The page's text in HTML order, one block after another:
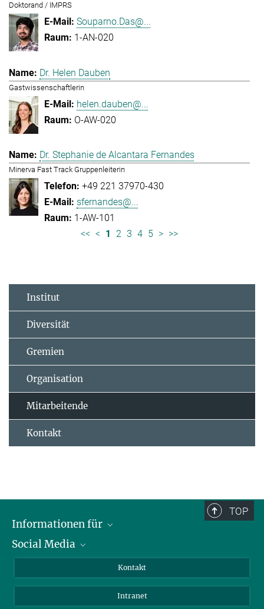
Doktorand / IMPRS
Souparno.Das@...
1-AN-020
Dr. Helen Dauben
Gastwissenschaftlerin
helen.dauben@...
O-AW-020
Dr. Stephanie de Alcantara Fernandes
Minerva Fast Track Gruppenleiterin
+49 221 37970-430
sfernandes@...
1-AW-101
<< < 1 2 3 4 5 > >>
Institut
Diversität
Gremien
Organisation
Mitarbeitende
Kontakt
TOP
Informationen für
Bewerbende
Journalist:innen
Social Media
Bluesky
YouTube
Kontakt
Intranet